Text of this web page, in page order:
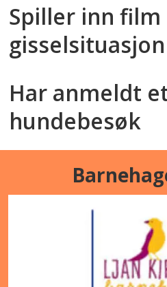
Spiller inn film
gisselsituasjon
Har anmeldt
hundebesøk